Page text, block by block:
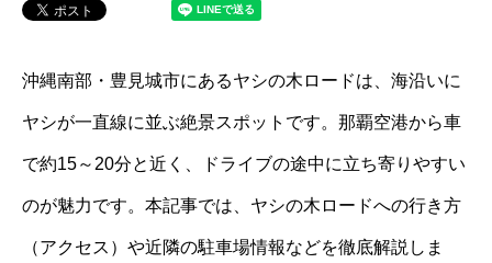
沖縄南部・豊見城市にあるヤシの木ロードは、海沿いに
ヤシが一直線に並ぶ絶景スポットです。那覇空港から車
で約15～20分と近く、ドライブの途中に立ち寄りやすい
のが魅力です。本記事では、ヤシの木ロードへの行き方
（アクセス）や近隣の駐車場情報などを徹底解説しま